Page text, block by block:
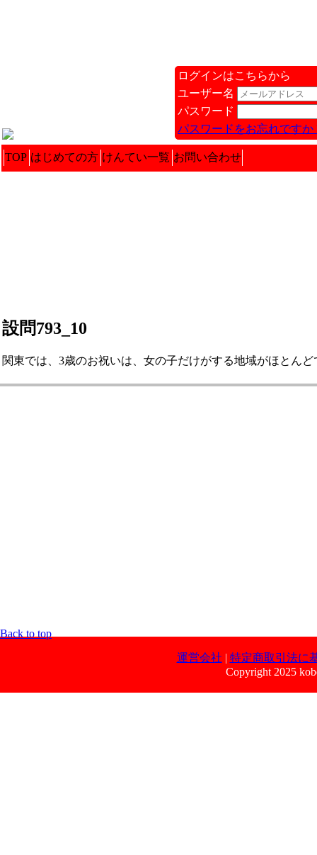
ログインはこちらから
ユーザー名
パスワード
パスワードをお忘れですか
TOP はじめての方 けんてい一覧 お問い合わせ
設問793_10
関東では、3歳のお祝いは、女の子だけがする地域がほとんど
Back to top
運営会社 | 特定商取引法に
Copyright 2025